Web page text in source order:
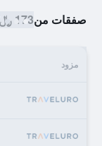
صفقات من173 ﷼
مزود